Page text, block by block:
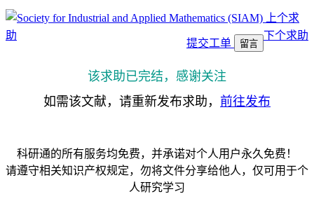
上个求
助
下个求助
提交工单 留言
该求助已完结，感谢关注
如需该文献，请重新发布求助， 前往发布
科研通的所有服务均免费，并承诺对个人用户永久免费！
请遵守相关知识产权规定，勿将文件分享给他人，仅可用于个
人研究学习